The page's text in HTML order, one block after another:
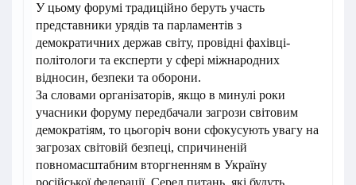
У цьому форумі традиційно беруть участь
представники урядів та парламентів з
демократичних держав світу, провідні фахівці-
політологи та експерти у сфері міжнародних
відносин, безпеки та оборони.
За словами організаторів, якщо в минулі роки
учасники форуму передбачали загрози світовим
демократіям, то цьогоріч вони сфокусують увагу на
загрозах світовій безпеці, спричиненій
повномасштабним вторгненням в Україну